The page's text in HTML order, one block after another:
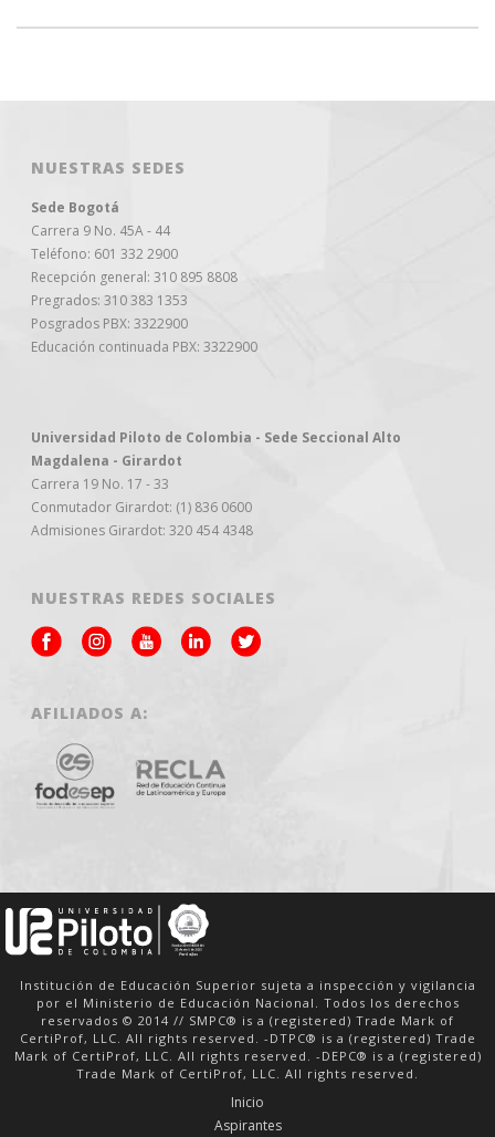
NUESTRAS SEDES
Sede Bogotá
Carrera 9 No. 45A - 44
Teléfono: 601 332 2900
Recepción general: 310 895 8808
Pregrados: 310 383 1353
Posgrados PBX: 3322900
Educación continuada PBX: 3322900
Universidad Piloto de Colombia - Sede Seccional Alto
Magdalena - Girardot
Carrera 19 No. 17 - 33
Conmutador Girardot: (1) 836 0600
Admisiones Girardot: 320 454 4348
NUESTRAS REDES SOCIALES
AFILIADOS A:
Institución de Educación Superior sujeta a inspección y vigilancia
por el Ministerio de Educación Nacional. Todos los derechos
reservados © 2014 // SMPC® is a (registered) Trade Mark of
CertiProf, LLC. All rights reserved. -DTPC® is a (registered) Trade
Mark of CertiProf, LLC. All rights reserved. -DEPC® is a (registered)
Trade Mark of CertiProf, LLC. All rights reserved.
Inicio
Aspirantes